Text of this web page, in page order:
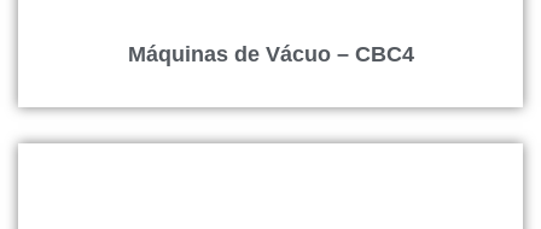
Máquinas de Vácuo – CBC4